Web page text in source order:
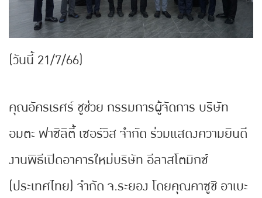
(วันนี้ 21/7/66)
คุณอัครเรศร์ ชูช่วย กรรมการผู้จัดการ บริษัท
อมตะ ฟาซิลิตี้ เซอร์วิส จำกัด ร่วมแสดงความยินดี
งานพิธีเปิดอาคารใหม่บริษัท อีลาสโตมิกซ์
(ประเทศไทย) จํากัด จ.ระยอง โดยคุณคาซูชิ อาเบะ